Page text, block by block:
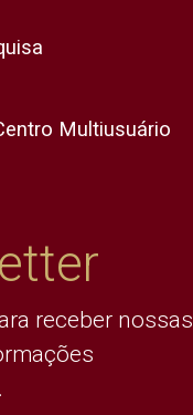
Multiusuário
receber nossas